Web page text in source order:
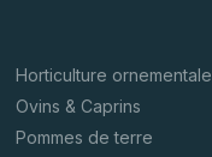
Horticulture ornementale
Ovins & Caprins
Pommes de terre